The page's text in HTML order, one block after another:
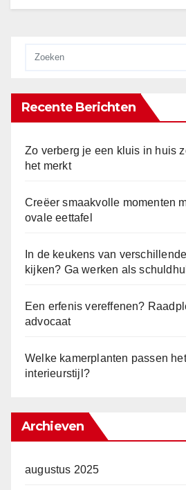
Recente Berichten
Zo verberg je een kluis in huis
het merkt
Creëer smaakvolle momenten
ovale eettafel
In de keukens van
kijken? Ga werken als
Een erfenis vereffenen?
advocaat
Welke kamerplanten passen
interieurstijl?
Archieven
augustus 2025